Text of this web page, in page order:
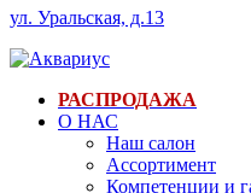
ул. Уральская, д.13
РАСПРОДАЖА
О НАС
Наш салон
Ассортимент
Компетенции и